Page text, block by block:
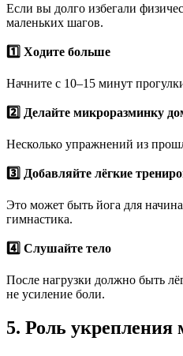
Если вы долго избегали
маленьких шагов.
1️⃣ Ходите больше
Начните с 10–15 минут
2️⃣ Делайте микроразминку
Несколько упражнений из
3️⃣ Добавляйте лёгкие
Это может быть йога для
гимнастика.
4️⃣ Слушайте тело
После нагрузки должно быть
не усиление боли.
5. Роль